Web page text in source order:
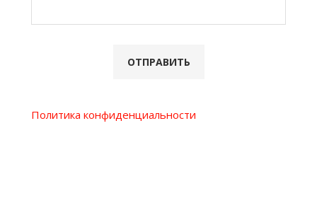
Политика конфиденциальности